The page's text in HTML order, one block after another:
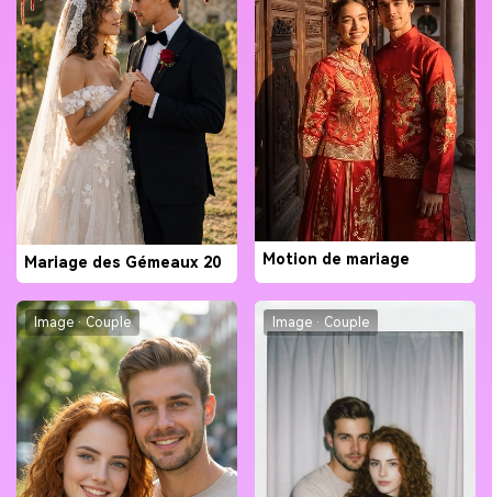
Mariage des Gémeaux 20 Motion de mariage
Image · Couple Image · Couple